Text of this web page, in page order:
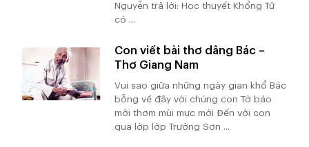
Nguyễn trả lời: Học thuyết Khổng Tử
có ...
Con viết bài thơ dâng Bác –
Thơ Giang Nam
Vui sao giữa những ngày gian khổ Bác
bỗng về đây với chúng con Tờ báo
mới thơm mùi mực mới Đến với con
qua lớp lớp Trường Sơn ...